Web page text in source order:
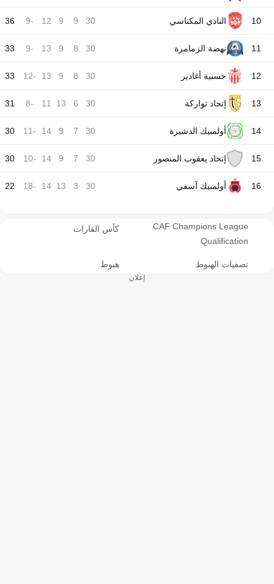
10 النادي المكناسي 30
9
9
12
-9
36
11 نهضة الزمامرة 30
8
9
13
-9
33
12 حسنية أغادير 30
8
9
13
-12
33
13 إتحاد تواركة 30
6
13
11
-8
31
14 أولمبيك الدشيرة 30
7
9
14
-11
30
15 إتحاد يعقوب المنصور 30
7
9
14
-10
30
16 أولمبيك آسفي 30
3
13
14
-18
22
CAF Champions League
Qualification
كأس القارات
تصفيات الهبوط هبوط
إعلان